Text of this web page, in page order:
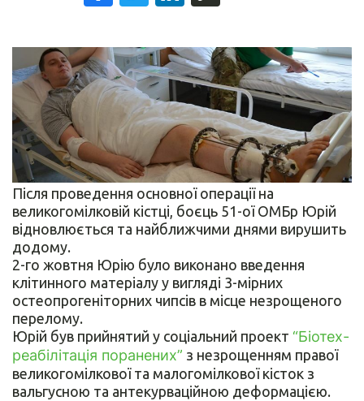
Після проведення основної операції на
великогомілковій кістці, боєць 51-ої ОМБр Юрій
відновлюється та найближчими днями вирушить
додому.
2-го жовтня Юрію було виконано введення
клітинного матеріалу у вигляді 3-мірних
остеопрогеніторних чипсів в місце незрощеного
перелому.
Юрій був прийнятий у соціальний проект “Біотех-
реабілітація поранених” з незрощенням правої
великогомілкової та малогомілкової кісток з
вальгусною та антекурваційною деформацією.